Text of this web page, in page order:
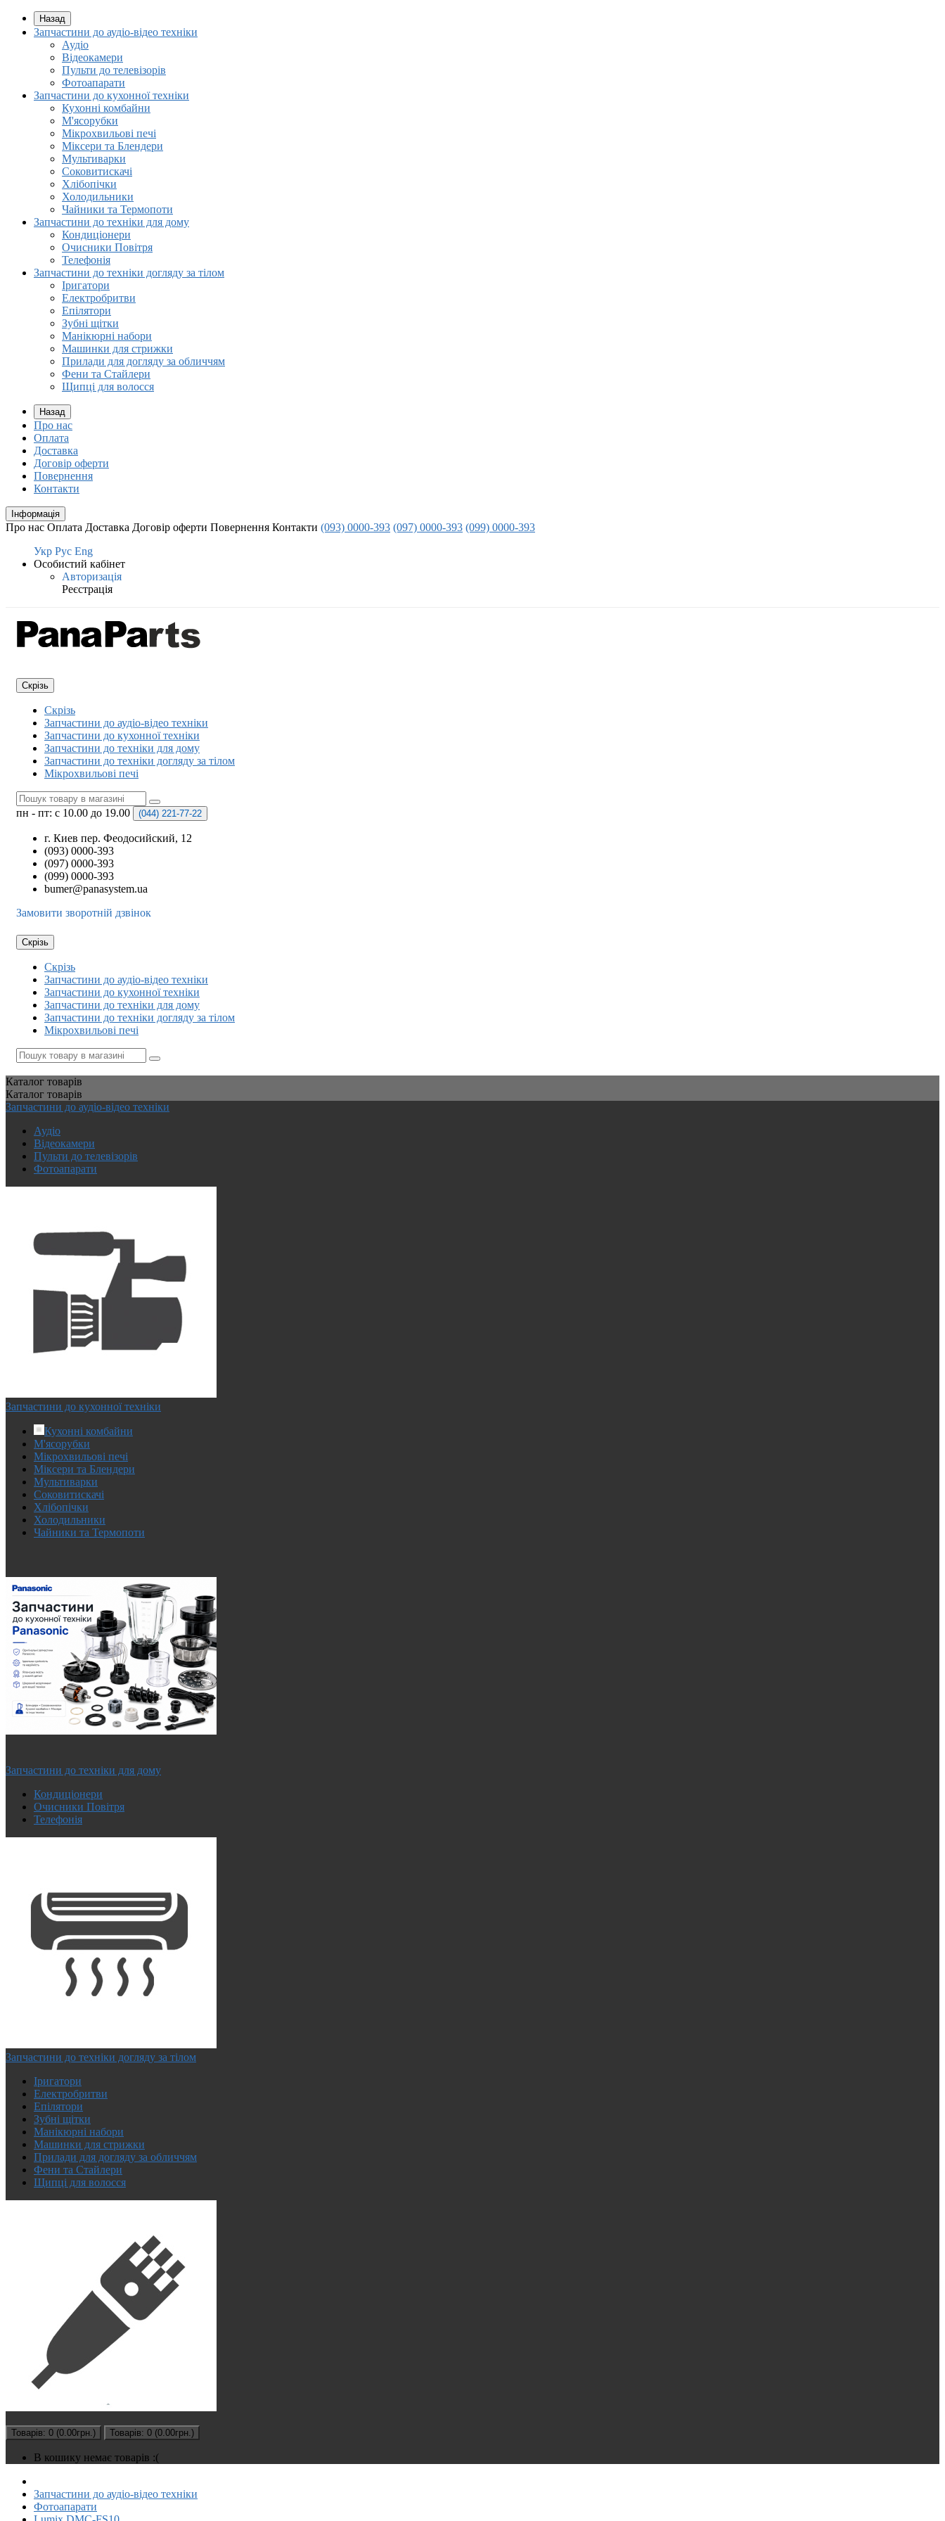
Назад
Запчастини до аудіо-відео техніки
Аудіо
Відеокамери
Пульти до телевізорів
Фотоапарати
Запчастини до кухонної техніки
Кухонні комбайни
М'ясорубки
Мікрохвильові печі
Міксери та Блендери
Мультиварки
Соковитискачі
Хлібопічки
Холодильники
Чайники та Термопоти
Запчастини до техніки для дому
Кондиціонери
Очисники Повітря
Телефонія
Запчастини до техніки догляду за тілом
Іригатори
Електробритви
Епілятори
Зубні щітки
Манікюрні набори
Машинки для стрижки
Прилади для догляду за обличчям
Фени та Стайлери
Щипці для волосся
Назад
Про нас
Оплата
Доставка
Договір оферти
Повернення
Контакти
Інформація
Про нас Оплата Доставка Договір оферти Повернення Контакти (093) 0000-393 (097) 0000-393 (099) 0000-393
Укр Рус Eng
Особистий кабінет
Авторизація
Реєстрація
Скрізь
Скрізь
Запчастини до аудіо-відео техніки
Запчастини до кухонної техніки
Запчастини до техніки для дому
Запчастини до техніки догляду за тілом
Мікрохвильові печі
пн - пт: с 10.00 до 19.00 (044) 221-77-22
г. Киев пер. Феодосийский, 12
(093) 0000-393
(097) 0000-393
(099) 0000-393
bumer@panasystem.ua
Замовити зворотній дзвінок
Скрізь
Скрізь
Запчастини до аудіо-відео техніки
Запчастини до кухонної техніки
Запчастини до техніки для дому
Запчастини до техніки догляду за тілом
Мікрохвильові печі
Каталог товарів
Каталог товарів
Запчастини до аудіо-відео техніки
Аудіо
Відеокамери
Пульти до телевізорів
Фотоапарати
Запчастини до кухонної техніки
Кухонні комбайни
М'ясорубки
Мікрохвильові печі
Міксери та Блендери
Мультиварки
Соковитискачі
Хлібопічки
Холодильники
Чайники та Термопоти
Запчастини до техніки для дому
Кондиціонери
Очисники Повітря
Телефонія
Запчастини до техніки догляду за тілом
Іригатори
Електробритви
Епілятори
Зубні щітки
Манікюрні набори
Машинки для стрижки
Прилади для догляду за обличчям
Фени та Стайлери
Щипці для волосся
Товарів: 0 (0.00грн.) Товарів: 0 (0.00грн.)
В кошику немає товарів :(
Запчастини до аудіо-відео техніки
Фотоапарати